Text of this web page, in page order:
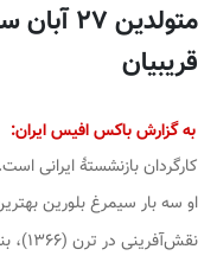
متولدین
قریبیان
به گزارش باکس افیس ایران:
کارگردان بازنشستهٔ ایرانی است.
او سه بار سیمرغ بلورین
نقش‌آفرینی در ترن (۱۳۶۶)،